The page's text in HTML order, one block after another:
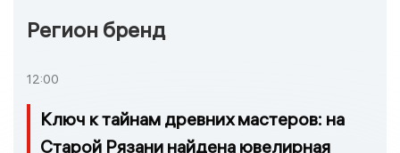
Регион бренд
12:00
Ключ к тайнам древних мастеров: на
Старой Рязани найдена ювелирная